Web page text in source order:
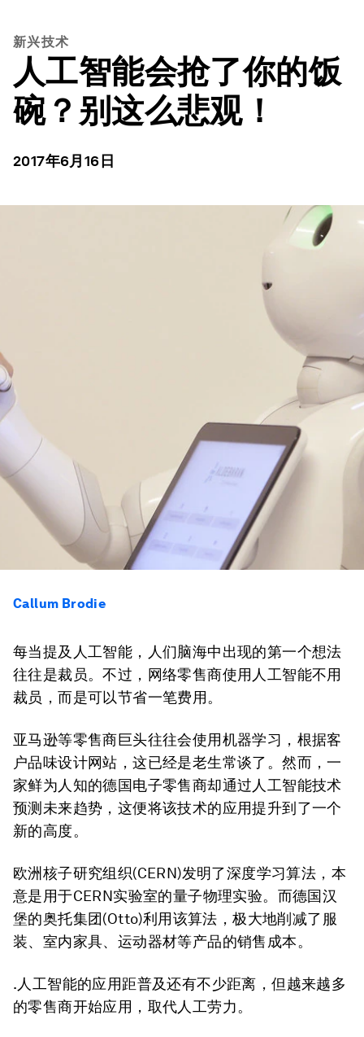
新兴技术
人工智能会抢了你的饭
碗？别这么悲观！
2017年6月16日
Callum Brodie
每当提及人工智能，人们脑海中出现的第一个想法
往往是裁员。不过，网络零售商使用人工智能不用
裁员，而是可以节省一笔费用。
亚马逊等零售商巨头往往会使用机器学习，根据客
户品味设计网站，这已经是老生常谈了。然而，一
家鲜为人知的德国电子零售商却通过人工智能技术
预测未来趋势，这便将该技术的应用提升到了一个
新的高度。
欧洲核子研究组织(CERN)发明了深度学习算法，本
意是用于CERN实验室的量子物理实验。而德国汉
堡的奥托集团(Otto)利用该算法，极大地削减了服
装、室内家具、运动器材等产品的销售成本。
.人工智能的应用距普及还有不少距离，但越来越多
的零售商开始应用，取代人工劳力。